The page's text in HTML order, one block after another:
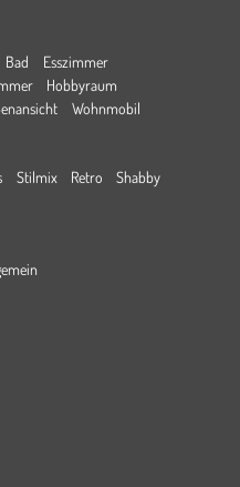
Bad
Esszimmer
Hobbyraum
Wohnmobil
Stilmix Retro
Shabby